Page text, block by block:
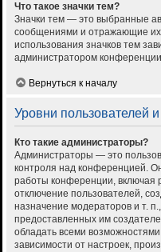
Что такое значки тем?
Значки тем — это выбранные
сообщениями и отражающие
использования значков тем
администратором
Вернуться к началу
Уровни пользователей
Кто такие администраторы?
Администраторы — это
контроля над конференцией.
работы конференции, включая
отключение пользователей,
назначение модераторов и т.
предоставленных им
обладать всеми
зависимости от настроек,